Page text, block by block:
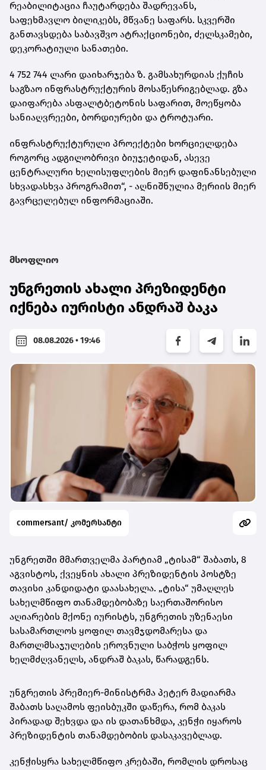
რეაბილიტაცია ჩაუტარდება შადრევანს,
საფეხმავლო ბილიკებს, მწვანე საფარს. სკვერში
განთავსდება საბავშვო ატრაქციონები, ძელსკამები,
დეკორატიული სანათები.
4 752 744 ლარი დაიხარჯება ზ. გამსახურდიას ქუჩის
საგზაო ინფრასტრუქტურის მოსაწესრიგებლად. გზა
დაიფარება ასფალტბეტონის საფარით, მოეწყობა
სანიაღვრეები, ბორდიურები და ტროტუარი.
ინფრასტრუქტურული პროექტები ხორციელდება
როგორც ადგილობრივი ბიუჯეტიდან, ასევე
ცენტრალური ხელისუფლების მიერ დაფინანსებული
სხვადასხვა პროგრამით“, - აღნიშნულია მერიის მიერ
გავრცელებულ ინფორმაციაში.
მსოფლიო
უნგრეთის ახალი პრეზიდენტი
იქნება იურისტი ანდრაშ ბაკა
08.08.2026 • 19:46
commersant/ კომერსანტი
უნგრეთში მმართველმა პარტიამ „ტისამ“ შაბათს, 8
აგვისტოს, ქვეყნის ახალი პრეზიდენტის პოსტზე
თავისი კანდიდატი დაასახელა. „ტისა“ უმაღლეს
სახელმწიფო თანამდებობაზე საერთაშორისო
აღიარების მქონე იურისტს, უნგრეთის უზენაესი
სასამართლოს ყოფილ თავმჯდომარესა და
მართლმსაჯულების ეროვნული საბჭოს ყოფილ
ხელმძღვანელს, ანდრაშ ბაკას, წარადგენს.
უნგრეთის პრემიერ-მინისტრმა პეტერ მადიარმა
შაბათს საღამოს ფეისბუკში დაწერა, რომ ბაკას
პირადად შეხვდა და ის დათანხმდა, კენჭი იყაროს
პრეზიდენტის თანამდებობის დასაკავებლად.
კენჭისყრა სახელმწიფო კრებაში, რომლის დროსაც